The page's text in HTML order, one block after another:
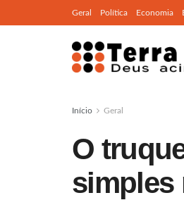
Geral Política Economia
Início Geral
O
simples